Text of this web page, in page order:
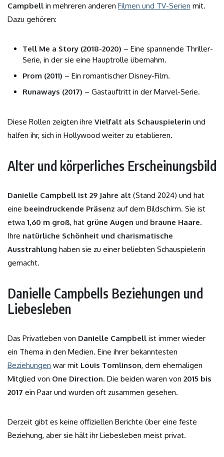
Campbell in mehreren anderen Filmen und TV-Serien mit.
Dazu gehören:
Tell Me a Story (2018-2020) – Eine spannende Thriller-
Serie, in der sie eine Hauptrolle übernahm.
Prom (2011) – Ein romantischer Disney-Film.
Runaways (2017) – Gastauftritt in der Marvel-Serie.
Diese Rollen zeigten ihre Vielfalt als Schauspielerin und
halfen ihr, sich in Hollywood weiter zu etablieren.
Alter und körperliches Erscheinungsbild
Danielle Campbell ist 29 Jahre alt (Stand 2024) und hat
eine beeindruckende Präsenz auf dem Bildschirm. Sie ist
etwa 1,60 m groß, hat grüne Augen und braune Haare.
Ihre natürliche Schönheit und charismatische
Ausstrahlung haben sie zu einer beliebten Schauspielerin
gemacht.
Danielle Campbells Beziehungen und
Liebesleben
Das Privatleben von Danielle Campbell ist immer wieder
ein Thema in den Medien. Eine ihrer bekanntesten
Beziehungen war mit Louis Tomlinson, dem ehemaligen
Mitglied von One Direction. Die beiden waren von 2015 bis
2017 ein Paar und wurden oft zusammen gesehen.
Derzeit gibt es keine offiziellen Berichte über eine feste
Beziehung, aber sie hält ihr Liebesleben meist privat.